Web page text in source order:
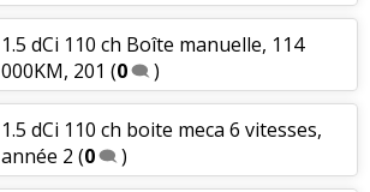
1.5 dCi 110 ch Boîte manuelle, 114
000KM, 201 (0 )
1.5 dCi 110 ch boite meca 6 vitesses,
année 2 (0 )